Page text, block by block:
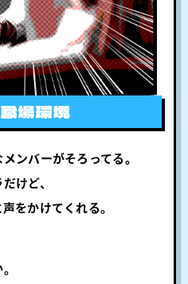
場環境
ンバーがそろってる。
けど、
をかけてくれる。